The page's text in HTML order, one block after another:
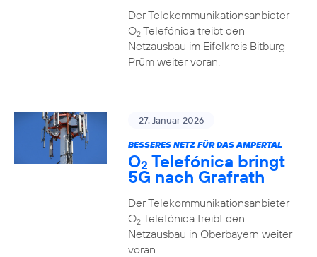
Der Telekommunikationsanbieter
O2Telefónica treibt den
Netzausbau im Eifelkreis Bitburg-
Prüm weiter voran.
27. Januar 2026
BESSERES NETZ FÜR DAS AMPERTAL
O2 Telefónica bringt
5G nach Grafrath
Der Telekommunikationsanbieter
O2Telefónica treibt den
Netzausbau in Oberbayern weiter
voran.